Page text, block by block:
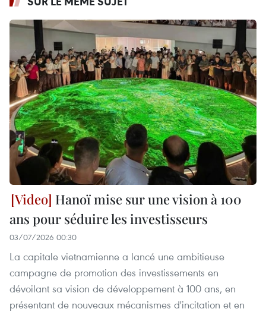
Hanoï mise sur une vision à 100
ans pour séduire les investisseurs
03/07/2026 00:30
La capitale vietnamienne a lancé une ambitieuse
campagne de promotion des investissements en
dévoilant sa vision de développement à 100 ans, en
présentant de nouveaux mécanismes d'incitation et en